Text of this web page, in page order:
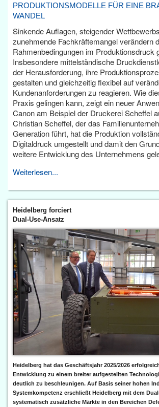
PRODUKTIONSMODELLE FÜR EINE
WANDEL
Sinkende Auflagen, steigender
zunehmende Fachkräftemangel verändern
Rahmenbedingungen im Produktionsdruck
Insbesondere mittelständische
der Herausforderung, ihre
gestalten und gleichzeitig flexibel auf
Kundenanforderungen zu reagieren. Wie
Praxis gelingen kann, zeigt ein neuer
Canon am Beispiel der Druckerei Scheffel
Christian Scheffel, der das
Generation führt, hat die Produktion
Digitaldruck umgestellt und damit den
weitere Entwicklung des Unternehmens
Weiterlesen...
Heidelberg forciert
Dual-Use-Ansatz
Heidelberg hat das Geschäftsjahr 2025/2026
Entwicklung zu einem breiter aufgestellten
deutlich zu beschleunigen. Auf Basis seiner hohen
Systemkompetenz erschließt Heidelberg mit dem
systematisch zusätzliche Märkte in den Bereichen